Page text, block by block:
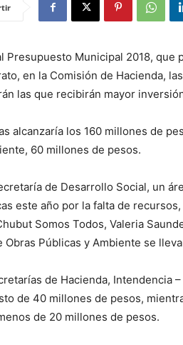
Presupuesto Municipal 2018,
en la Comisión de Hacienda,
las que recibirán mayor
alcanzaría los 160 millones de
60 millones de pesos.
de Desarrollo Social, un
este año por la falta de
Somos Todos, Valeria
Obras Públicas y Ambiente se
de Hacienda, Intendencia
de 40 millones de pesos,
de 20 millones de pesos.